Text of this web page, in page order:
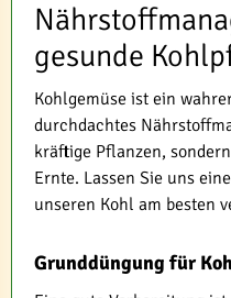
gesunde
Kohlgemüse ist ein
durchdachtes
kräftige Pflanzen,
Ernte. Lassen Sie uns
unseren Kohl am besten
Grunddüngung für